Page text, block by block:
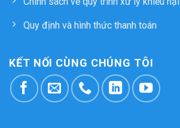
Quy định và hình thức thanh toán
KẾT NỐI CÙNG CHÚNG TÔI